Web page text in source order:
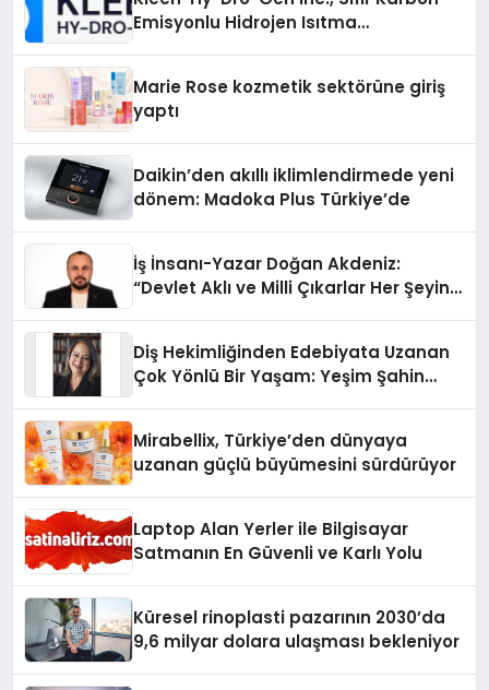
Emisyonlu Hidrojen Isıtma
Marie Rose kozmetik sektörüne giriş
yaptı
Daikin’den akıllı iklimlendirmede yeni
dönem: Madoka Plus Türkiye’de
İş İnsanı-Yazar Doğan Akdeniz:
“Devlet Aklı ve Milli Çıkarlar Her Şeyin
Diş Hekimliğinden Edebiyata Uzanan
Çok Yönlü Bir Yaşam: Yeşim Şahin
Mirabellix, Türkiye’den dünyaya
uzanan güçlü büyümesini sürdürüyor
Laptop Alan Yerler ile Bilgisayar
Satmanın En Güvenli ve Karlı Yolu
Küresel rinoplasti pazarının 2030’da
9,6 milyar dolara ulaşması bekleniyor